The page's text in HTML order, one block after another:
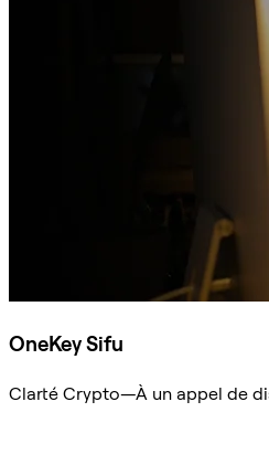
OneKey Sifu
Clarté Crypto—À un appel de